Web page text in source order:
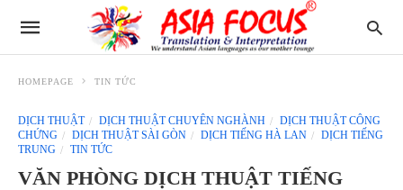
HOMEPAGE TIN TỨC
DỊCH THUẬT DỊCH THUẬT CHUYÊN NGHÀNH
DỊCH THUẬT CÔNG
CHỨNG
DỊCH THUẬT SÀI GÒN DỊCH TIẾNG HÀ LAN
DỊCH TIẾNG
TRUNG
TIN TỨC
VĂN PHÒNG DỊCH THUẬT TIẾNG